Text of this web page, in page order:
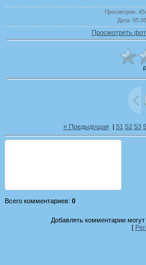
Просмотров:
Дата:
Просмотреть
« Предыдущая| 51 52 53
Всего комментариев: 0
Добавлять комментарии
[